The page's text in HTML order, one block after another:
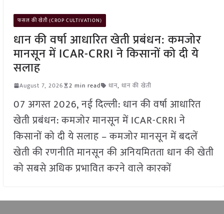
फसल की खेती (CROP CULTIVATION)
धान की वर्षा आधारित खेती प्रबंधन: कमजोर
मानसून में ICAR-CRRI ने किसानों को दी ये
सलाह
August 7, 2026 2 min read धान, धान की खेती
07 अगस्त 2026, नई दिल्ली: धान की वर्षा आधारित
खेती प्रबंधन: कमजोर मानसून में ICAR-CRRI ने
किसानों को दी ये सलाह – कमजोर मानसून में बदलें
खेती की रणनीति मानसून की अनियमितता धान की खेती
को सबसे अधिक प्रभावित करने वाले कारकों